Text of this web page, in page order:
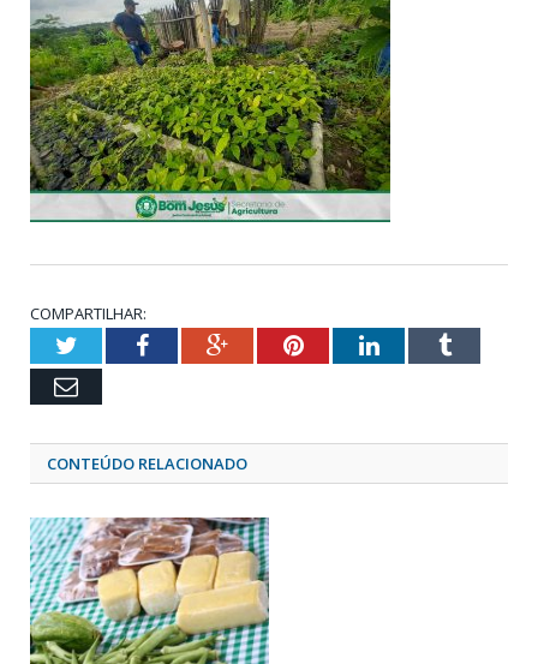
COMPARTILHAR:
TwitterFacebookGoogle+PinterestLinkedInTumblr
Email
CONTEÚDO RELACIONADO